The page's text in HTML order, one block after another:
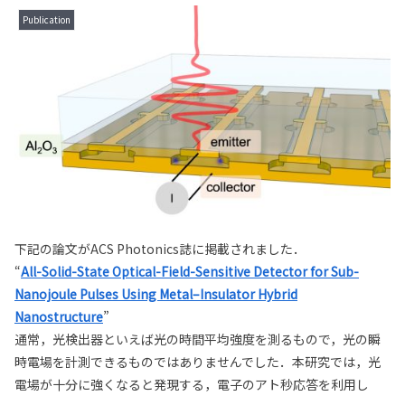
Publication
下記の論文がACS Photonics誌に掲載されました．
“All-Solid-State Optical-Field-Sensitive Detector for Sub-
Nanojoule Pulses Using Metal–Insulator Hybrid
Nanostructure”
通常，光検出器といえば光の時間平均強度を測るもので，光の瞬
時電場を計測できるものではありませんでした．本研究では，光
電場が十分に強くなると発現する，電子のアト秒応答を利用し